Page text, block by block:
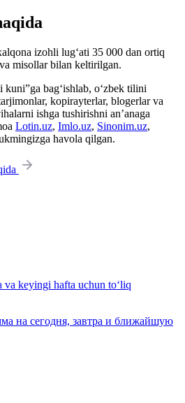
izohli lug‘ati 35 000 dan ortiq
misollar bilan keltirilgan.
bag‘ishlab, o‘zbek tilini
kopirayterlar, blogerlar va
ishga tushirishni an’anaga
Lotin.uz, Imlo.uz, Sinonim.uz,
havola qilgan.
keyingi hafta uchun to‘liq
на сегодня, завтра и ближайшую